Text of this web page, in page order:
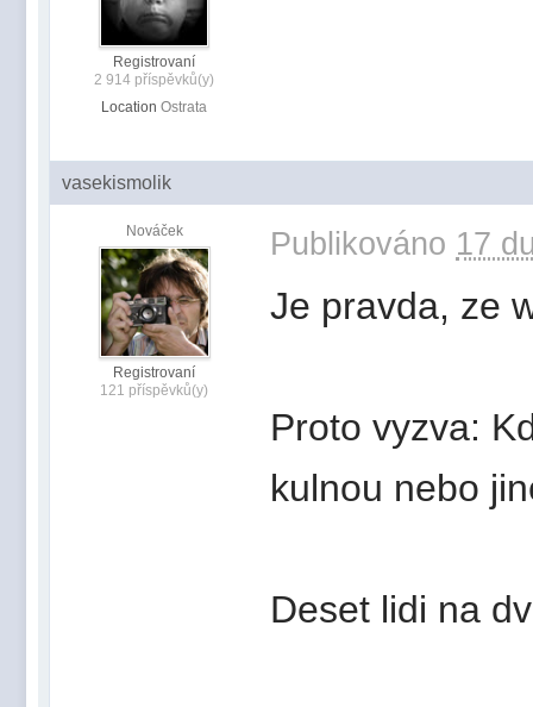
Registrovaní
2 914 příspěvků(y)
Location Ostrata
vasekismolik
Nováček
Registrovaní
121 příspěvků(y)
Publikováno 17
Je pravda, ze
Proto vyzva:
kulnou nebo
Deset lidi na